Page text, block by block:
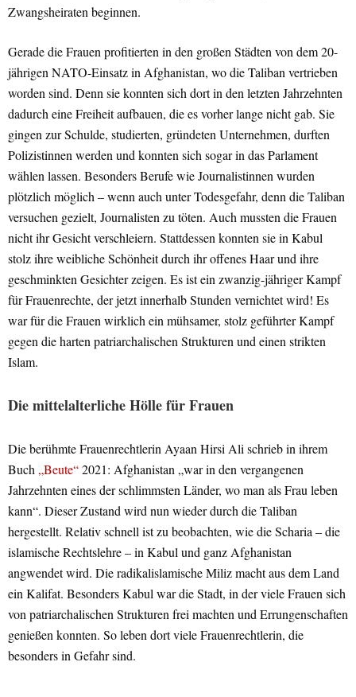
Zwangsheiraten beginnen.
Gerade die Frauen profitierten in den großen Städten von dem 20-
jährigen NATO-Einsatz in Afghanistan, wo die Taliban vertrieben
worden sind. Denn sie konnten sich dort in den letzten Jahrzehnten
dadurch eine Freiheit aufbauen, die es vorher lange nicht gab. Sie
gingen zur Schulde, studierten, gründeten Unternehmen, durften
Polizistinnen werden und konnten sich sogar in das Parlament
wählen lassen. Besonders Berufe wie Journalistinnen wurden
plötzlich möglich – wenn auch unter Todesgefahr, denn die Taliban
versuchen gezielt, Journalisten zu töten. Auch mussten die Frauen
nicht ihr Gesicht verschleiern. Stattdessen konnten sie in Kabul
stolz ihre weibliche Schönheit durch ihr offenes Haar und ihre
geschminkten Gesichter zeigen. Es ist ein zwanzig-jähriger Kampf
für Frauenrechte, der jetzt innerhalb Stunden vernichtet wird! Es
war für die Frauen wirklich ein mühsamer, stolz geführter Kampf
gegen die harten patriarchalischen Strukturen und einen strikten
Islam.
Die mittelalterliche Hölle für Frauen
Die berühmte Frauenrechtlerin Ayaan Hirsi Ali schrieb in ihrem
Buch „Beute“2021: Afghanistan „war in den vergangenen
Jahrzehnten eines der schlimmsten Länder, wo man als Frau leben
kann“. Dieser Zustand wird nun wieder durch die Taliban
hergestellt. Relativ schnell ist zu beobachten, wie die Scharia – die
islamische Rechtslehre – in Kabul und ganz Afghanistan
angwendet wird. Die radikalislamische Miliz macht aus dem Land
ein Kalifat. Besonders Kabul war die Stadt, in der viele Frauen sich
von patriarchalischen Strukturen frei machten und Errungenschaften
genießen konnten. So leben dort viele Frauenrechtlerin, die
besonders in Gefahr sind.